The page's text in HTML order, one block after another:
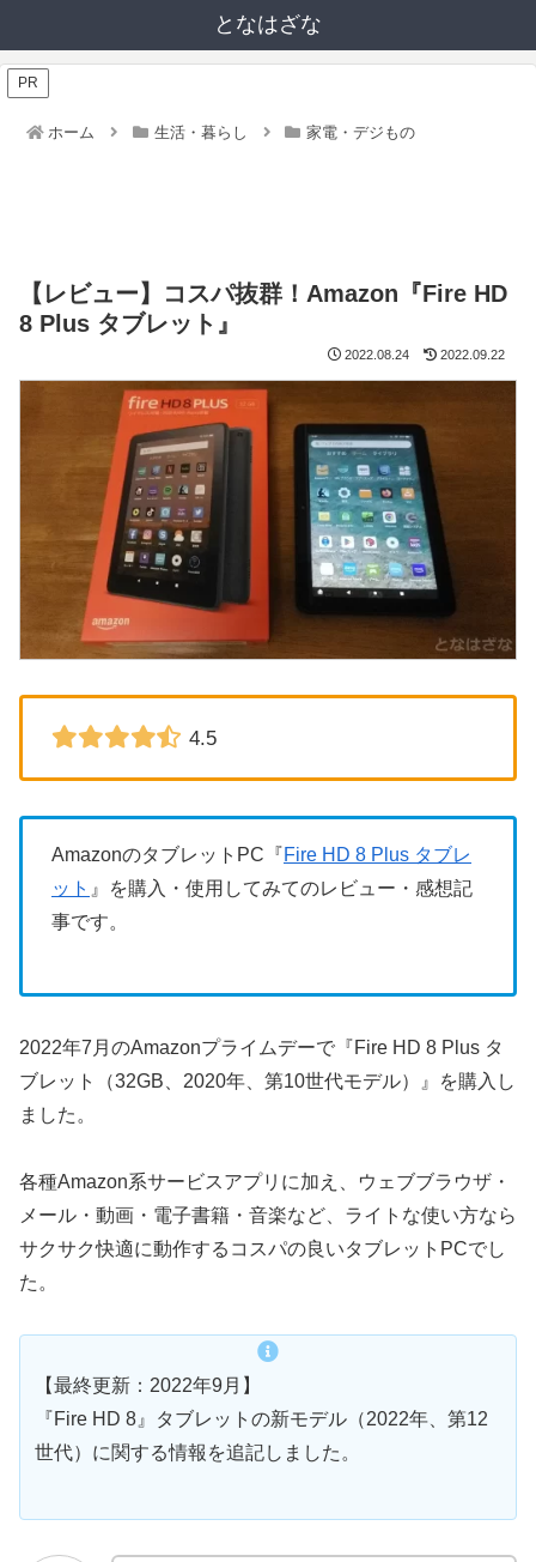
となはざな
PR
ホーム 生活・暮らし 家電・デジもの
【レビュー】コスパ抜群！Amazon『Fire HD
8 Plus タブレット』
2022.08.24 2022.09.22
4.5
AmazonのタブレットPC『Fire HD 8 Plus タブレ
ット 』を購入・使用してみてのレビュー・感想記
事です。
2022年7月のAmazonプライムデーで『Fire HD 8 Plus タ
ブレット（32GB、2020年、第10世代モデル）』を購入し
ました。
各種Amazon系サービスアプリに加え、ウェブブラウザ・
メール・動画・電子書籍・音楽など、ライトな使い方なら
サクサク快適に動作するコスパの良いタブレットPCでし
た。
【最終更新：2022年9月】
『Fire HD 8』タブレットの新モデル（2022年、第12
世代）に関する情報を追記しました。